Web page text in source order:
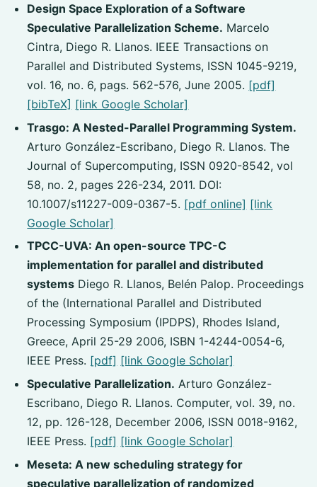
Design Space Exploration of a Software
Speculative Parallelization Scheme. Marcelo
Cintra, Diego R. Llanos. IEEE Transactions on
Parallel and Distributed Systems, ISSN 1045-9219,
vol. 16, no. 6, pags. 562-576, June 2005. [pdf]
[bibTeX] [link Google Scholar]
Trasgo: A Nested-Parallel Programming System.
Arturo González-Escribano, Diego R. Llanos. The
Journal of Supercomputing, ISSN 0920-8542, vol
58, no. 2, pages 226-234, 2011. DOI:
10.1007/s11227-009-0367-5. [pdf online] [link
Google Scholar]
TPCC-UVA: An open-source TPC-C
implementation for parallel and distributed
systems Diego R. Llanos, Belén Palop. Proceedings
of the (International Parallel and Distributed
Processing Symposium (IPDPS), Rhodes Island,
Greece, April 25-29 2006, ISBN 1-4244-0054-6,
IEEE Press. [pdf] [link Google Scholar]
Speculative Parallelization. Arturo González-
Escribano, Diego R. Llanos. Computer, vol. 39, no.
12, pp. 126-128, December 2006, ISSN 0018-9162,
IEEE Press. [pdf] [link Google Scholar]
Meseta: A new scheduling strategy for
speculative parallelization of randomized